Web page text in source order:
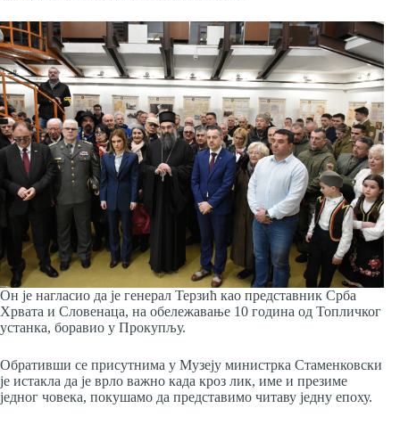
Он је нагласио да је генерал Терзић као представник Срба
Хрвата и Словенаца, на обележавање 10 година од Топличког
устанка, боравио у Прокупљу.
Обративши се присутнима у Музеју министрка Стаменковски
је истакла да је врло важно када кроз лик, име и презиме
једног човека, покушамо да представимо читаву једну епоху.